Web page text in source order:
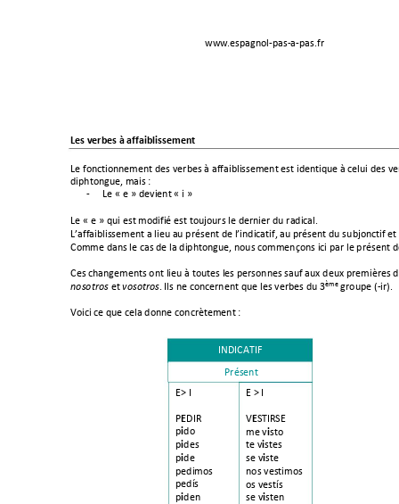
www.espagnol-pas-a-pas.fr
Les verbes à affaiblissement
Le fonctionnement des verbes à affaiblissement est identique à celui des
diphtongue, mais :
-
Le « e » devient « i »
Le « e » qui est modifié est toujours le dernier du radical.
L’affaiblissement a lieu au présent de l’indicatif, au présent du subjonctif et
Comme dans le cas de la diphtongue, nous commençons ici par le présent
Ces changements ont lieu à toutes les personnes sauf aux deux premières
nosotros et vosotros. Ils ne concernent que les verbes du 3ème groupe (-ir).
Voici ce que cela donne concrètement :
E> I
PEDIR
pido
pides
pide
pedimos
pedís
piden
E > I
VESTIRSE
me visto
te vistes
se viste
nos vestimos
os vestís
se visten
INDICATIF
Présent